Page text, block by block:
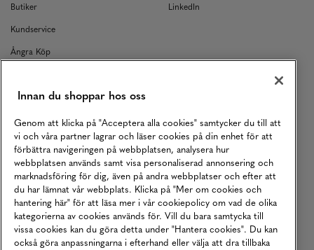
Butiker
Kundservice
Ångra Köp
Returer
Köpvillkor
Karriär
Vårt Ansvar
Våra Tjänster
Press
Studentrabatt
LinkedIn
Innan du shoppar hos oss
Genom att klicka på "Acceptera alla cookies" samtycker du till att
vi och våra partner lagrar och läser cookies på din enhet för att
förbättra navigeringen på webbplatsen, analysera hur
webbplatsen används samt visa personaliserad annonsering och
marknadsföring för dig, även på andra webbplatser och efter att
du har lämnat vår webbplats. Klicka på "Mer om cookies och
hantering här" för att läsa mer i vår cookiepolicy om vad de olika
kategorierna av cookies används för. Vill du bara samtycka till
vissa cookies kan du göra detta under "Hantera cookies". Du kan
också göra anpassningarna i efterhand eller välja att dra tillbaka